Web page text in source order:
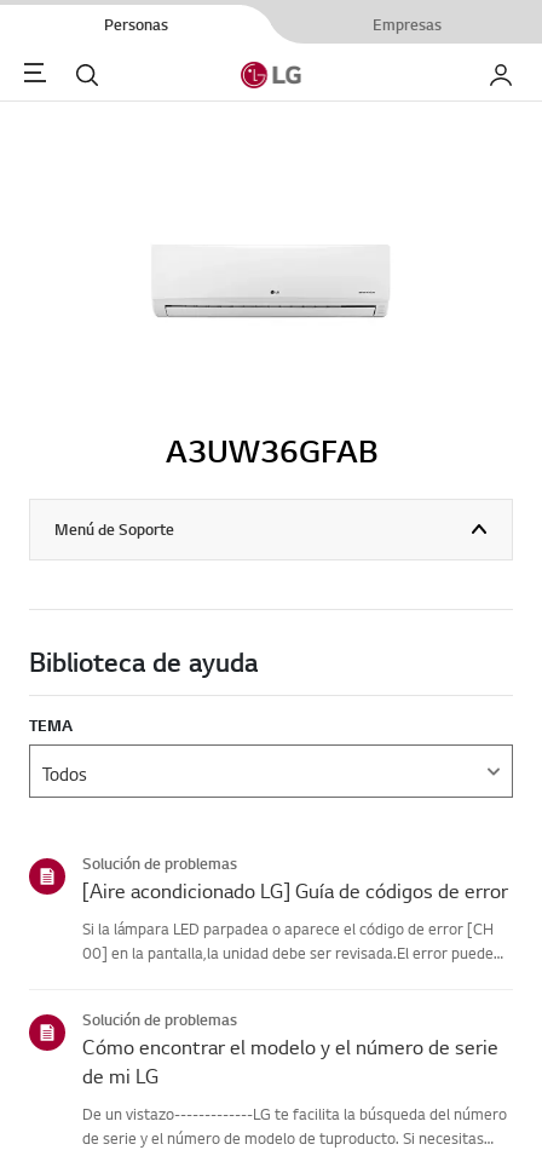
Personas Empresas
Menu Buscar My LG
A3UW36GFAB
Menú de Soporte
Biblioteca de ayuda
TEMA
Solución de problemas
[Aire acondicionado LG] Guía de códigos de error
Si la lámpara LED parpadea o aparece el código de error [CH
00] en la pantalla,la unidad debe ser revisada.El error puede
-...
Solución de problemas
Cómo encontrar el modelo y el número de serie
de mi LG
De un vistazo-------------LG te facilita la búsqueda del número
de serie y el número de modelo de tuproducto. Si necesitas